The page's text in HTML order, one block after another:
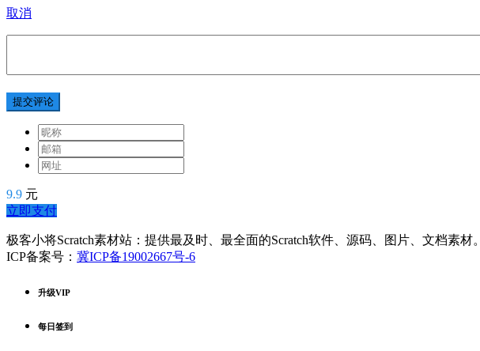
取消
提交评论
9.9 元
立即支付
极客小将Scratch素材站：提供最及时、最全面的Scratch软件、源码、图片、文档素材。
ICP备案号： 冀ICP备19002667号-6
升级VIP
每日签到